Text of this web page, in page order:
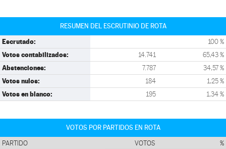
RESUMEN DEL ESCRUTINIO DE ROTA
Escrutado: 100 %
Votos contabilizados: 14.741 65,43 %
Abstenciones: 7.787 34,57 %
Votos nulos: 184 1,25 %
Votos en blanco: 195 1,34 %
VOTOS POR PARTIDOS EN ROTA
PARTIDO VOTOS %